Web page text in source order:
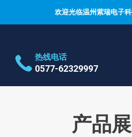
欢迎光临温州紫瑞电子
乐清市蒲岐镇特
周一~周六
E-Mail
热线电话
0577-62329997
产品